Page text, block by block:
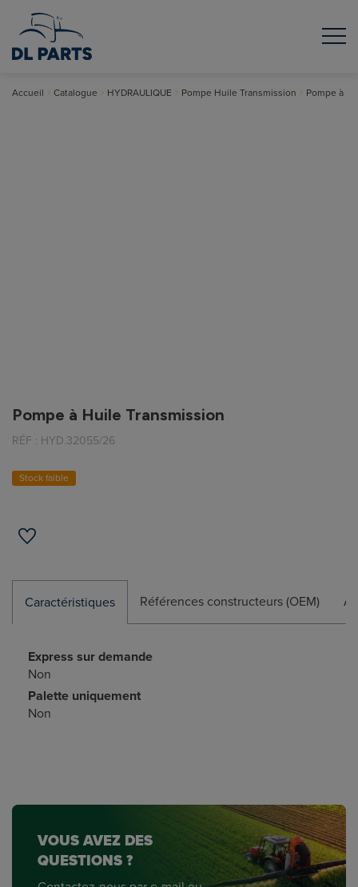
Accueil Catalogue HYDRAULIQUE Pompe Huile Transmission Pompe à
Pompe à Huile Transmission
RÉF : HYD.32055/26
Stock faible
Caractéristiques Références constructeurs (OEM)
Express sur demande
Non
Palette uniquement
Non
VOUS AVEZ DES
QUESTIONS ?